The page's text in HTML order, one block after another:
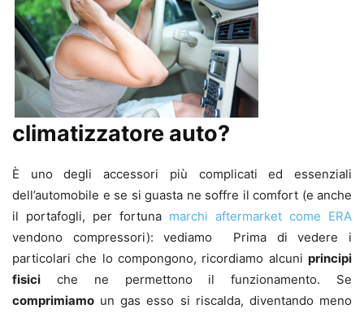
climatizzatore auto?
È uno degli accessori più complicati ed essenziali
dell’automobile e se si guasta ne soffre il comfort (e anche
il portafogli, per fortuna marchi aftermarket come ERA
vendono compressori): vediamo Prima di vedere i
particolari che lo compongono, ricordiamo alcuni principi
fisici che ne permettono il funzionamento. Se
comprimiamo un gas esso si riscalda, diventando meno